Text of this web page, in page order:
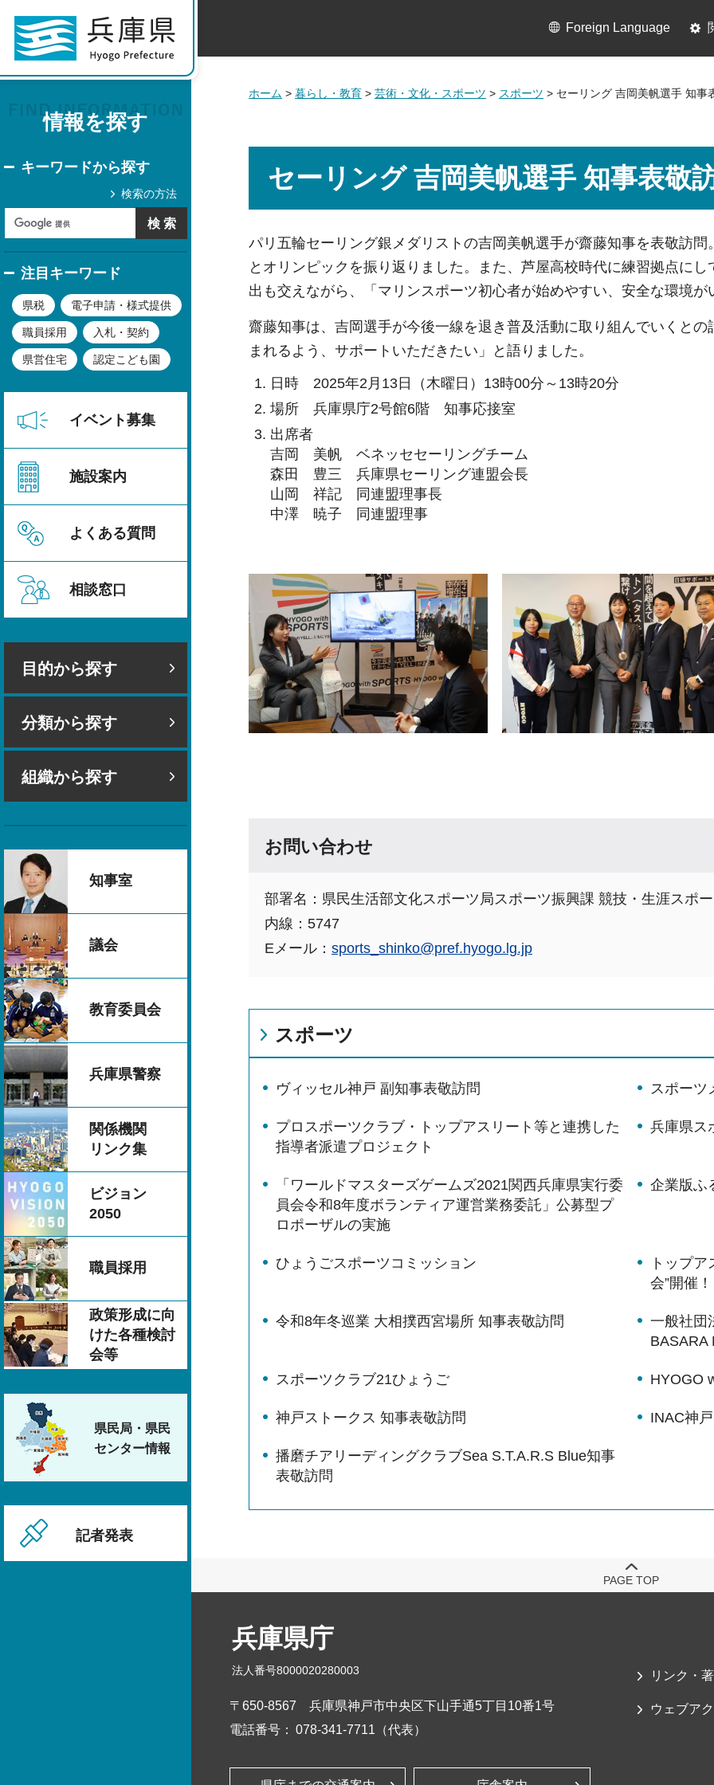
情報を探す
キーワードから探す
検索の方法
注目キーワード
県税 電子申請・様式提供
職員採用 入札・契約
県営住宅 認定こども園
イベント募集
施設案内
よくある質問
相談窓口
目的から探す
分類から探す
組織から探す
知事室
議会
教育委員会
兵庫県警察
関係機関
リンク集
ビジョン
2050
職員採用
政策形成に向
けた各種検討
会等
県民局・県民
センター情報
記者発表
Foreign Language
ホーム > 暮らし・教育 > 芸術・文化・スポーツ > スポーツ > セーリング 吉岡美帆選手 知事
セーリング 吉岡美帆選手 知事表敬
パリ五輪セーリング銀メダリストの吉岡美帆選手が齋藤知事を表敬訪
とオリンピックを振り返りました。また、芦屋高校時代に練習拠点に
出も交えながら、「マリンスポーツ初心者が始めやすい、安全な環境が
齋藤知事は、吉岡選手が今後一線を退き普及活動に取り組んでいくと
まれるよう、サポートいただきたい」と語りました。
日時 2025年2月13日（木曜日）13時00分～13時20分
場所 兵庫県庁2号館6階 知事応接室
出席者
吉岡 美帆 ベネッセセーリングチーム
森田 豊三 兵庫県セーリング連盟会長
山岡 祥記 同連盟理事長
中澤 暁子 同連盟理事
お問い合わせ
部署名：県民生活部文化スポーツ局スポーツ振興課 競技・生涯スポ
内線：5747
Eメール： sports_shinko@pref.hyogo.lg.jp
スポーツ
ヴィッセル神戸 副知事表敬訪問 スポーツ
プロスポーツクラブ・トップアスリート等と連携した
指導者派遣プロジェクト
兵庫県ス
「ワールドマスターズゲームズ2021関西兵庫県実行委
員会令和8年度ボランティア運営業務委託」公募型プ
ロポーザルの実施
企業版ふ
ひょうごスポーツコミッション
トップ
会”開催！
令和8年冬巡業 大相撲西宮場所 知事表敬訪問
一般社団
BASARA
スポーツクラブ21ひょうご HYOGO
神戸ストークス 知事表敬訪問 INAC神
播磨チアリーディングクラブSea S.T.A.R.S Blue知事
表敬訪問
PAGE TOP
兵庫県庁
法人番号8000020280003
〒650-8567
兵庫県神戸市中央区下山手通5丁目10番1号
電話番号： 078-341-7711（代表）
リンク・
ウェブア